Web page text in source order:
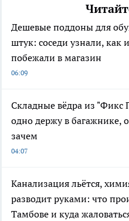
Дешевые поддоны для
штук: соседи узнали,
побежали в магазин
06:09
Складные вёдра из "Фикс
одно держу в багажнике,
зачем
04:07
Канализация льётся,
разводит руками: что
Тамбове и куда